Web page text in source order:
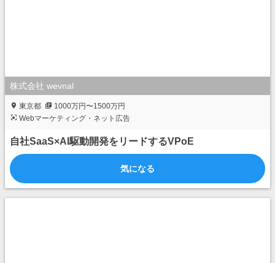
株式会社 wevnal
東京都
1000万円〜1500万円
Webマーケティング・ネット広告
自社SaaS×AI駆動開発をリードするVPoE
気になる